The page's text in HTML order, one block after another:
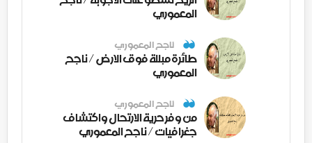
المعموري
ناجح المعموري
طائرة مبللة فوق الارض / ناجح
المعموري
ناجح المعموري
من وفر حرية الارتحال واكتشاف
جغرافيات / ناجح المعموري